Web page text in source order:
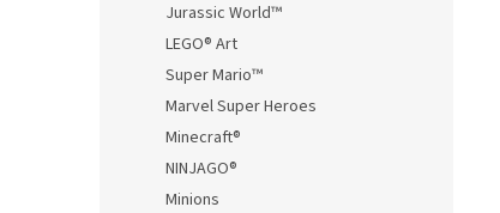
Jurassic World™
LEGO® Art
Super Mario™
Marvel Super Heroes
Minecraft®
NINJAGO®
Minions